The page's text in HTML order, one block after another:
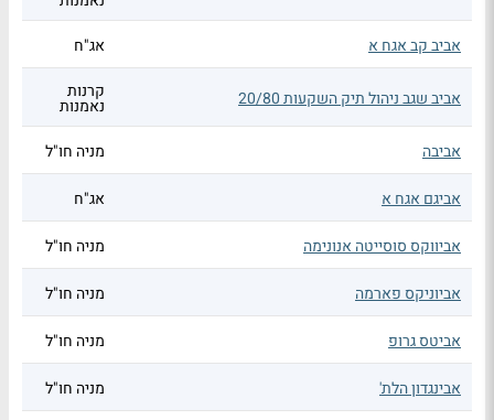
אביב קב אגח א
אג"ח
אביב שגב ניהול תיק השקעות 20/80 קרנות
נאמנות
אביבה
מניה חו"ל
אביגם אגח א אג"ח
אביווקס סוסייטה אנונימה מניה חו"ל
אביוניקס פארמה מניה חו"ל
אביטס גרופ מניה חו"ל
אבינגדון הלת' מניה חו"ל